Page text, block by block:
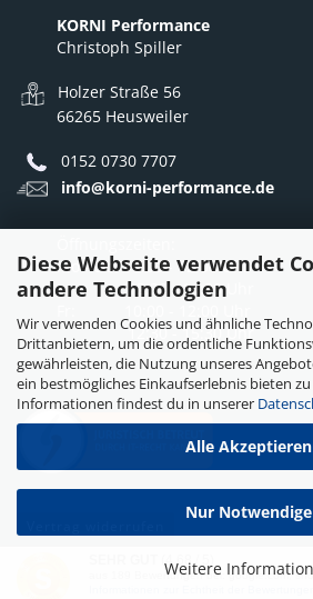
Diese Webseite verwendet
andere Technologien
Wir verwenden Cookies und ähnliche
Drittanbietern, um die ordentliche
gewährleisten, die Nutzung unseres
ein bestmögliches Einkaufserlebnis bieten
Informationen findest du in unserer
Alle Akzeptieren
Nur Notwendige
Weitere
KORNI Performance
Christoph Spiller
Holzer Straße 56
66265 Heusweiler
0152 0730 7707
info@korni-performance.de
Mo - Do: 10:00 - 12:00 Uhr
12:30 - 16:30 Uhr
12:30 - 15:30 Uhr
(4.68 / 5)
Bewertungen bei: google.com,